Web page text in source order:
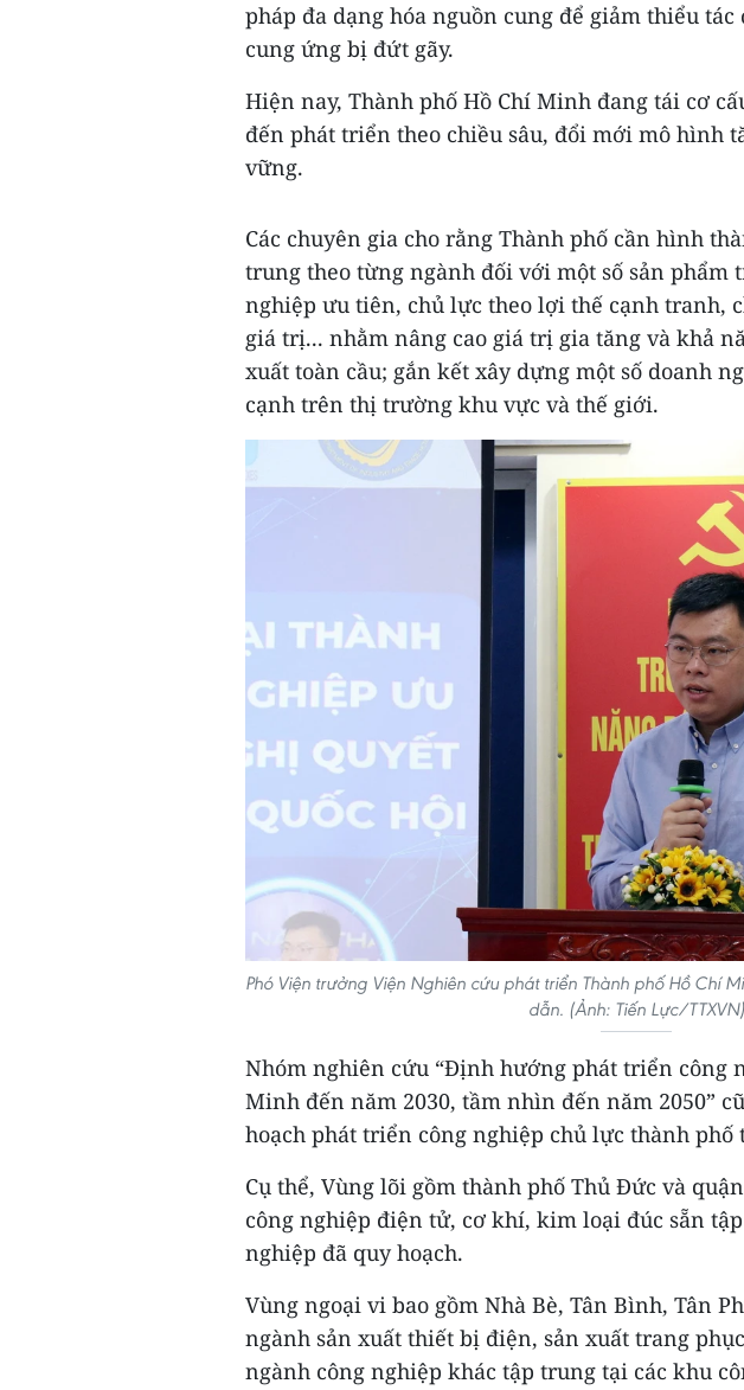
pháp đa dạng hóa nguồn cung để giảm thiểu
cung ứng bị đứt gãy.
Hiện nay, Thành phố Hồ Chí Minh đang tái cơ
đến phát triển theo chiều sâu, đổi mới mô hình
vững.
Các chuyên gia cho rằng Thành phố cần hình
trung theo từng ngành đối với một số sản phẩm
nghiệp ưu tiên, chủ lực theo lợi thế cạnh tranh,
giá trị... nhằm nâng cao giá trị gia tăng và khả
xuất toàn cầu; gắn kết xây dựng một số doanh
cạnh trên thị trường khu vực và thế giới.
Phó Viện trưởng Viện Nghiên cứu phát triển Thành phố Hồ Chí
dẫn. (Ảnh: Tiến Lực/TTXVN)
Nhóm nghiên cứu “Định hướng phát triển công
Minh đến năm 2030, tầm nhìn đến năm 2050”
hoạch phát triển công nghiệp chủ lực thành phố
Cụ thể, Vùng lõi gồm thành phố Thủ Đức và
công nghiệp điện tử, cơ khí, kim loại đúc sẵn
nghiệp đã quy hoạch.
Vùng ngoại vi bao gồm Nhà Bè, Tân Bình, Tân
ngành sản xuất thiết bị điện, sản xuất trang
ngành công nghiệp khác tập trung tại các khu